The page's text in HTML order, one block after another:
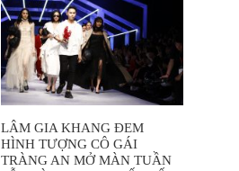
LÂM GIA KHANG ĐEM
HÌNH TƯỢNG CÔ GÁI
TRÀNG AN MỞ MÀN TUẦN